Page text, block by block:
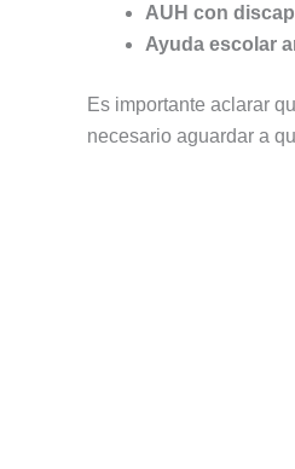
AUH con
Ayuda escolar
Es importante aclarar
necesario aguardar a